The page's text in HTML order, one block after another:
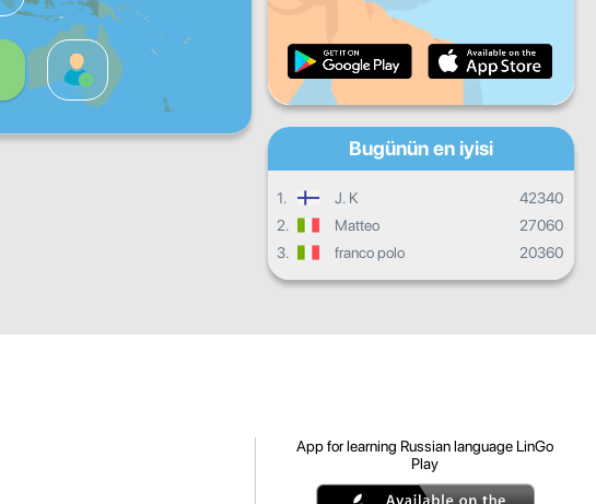
Genel ilerleme
Bugünün en iyisi
1. J. K
42340
2.
Matteo
27060
3.
franco polo 20360
App for learning Russian language LinGo
Play